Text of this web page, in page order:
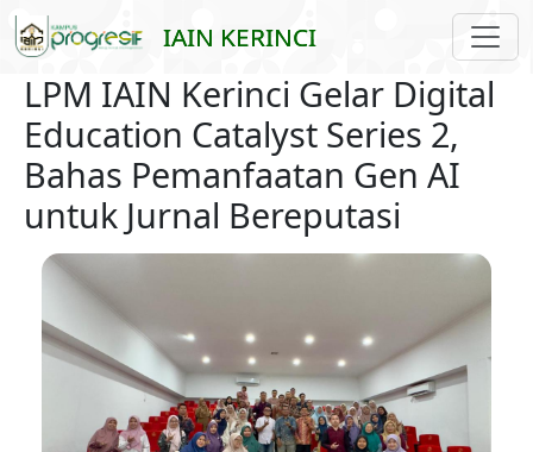
Skip to main content
IAIN KERINCI
LPM IAIN Kerinci Gelar Digital
Education Catalyst Series 2,
Bahas Pemanfaatan Gen AI
untuk Jurnal Bereputasi